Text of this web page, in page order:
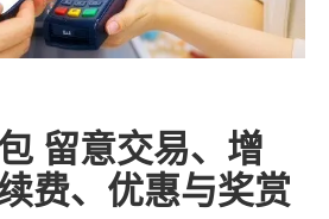
留意交易、增
费、优惠与奖赏